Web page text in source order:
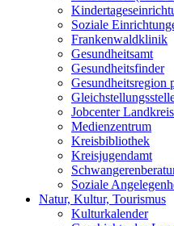
Soziale
Frankenwaldklinik
Gesundheitsamt
Gesundheitsfinder
Gesundheitsregion
Jobcenter
Medienzentrum
Kreisbibliothek
Kreisjugendamt
Soziale
Natur, Kultur, Tourismus
Kulturkalender